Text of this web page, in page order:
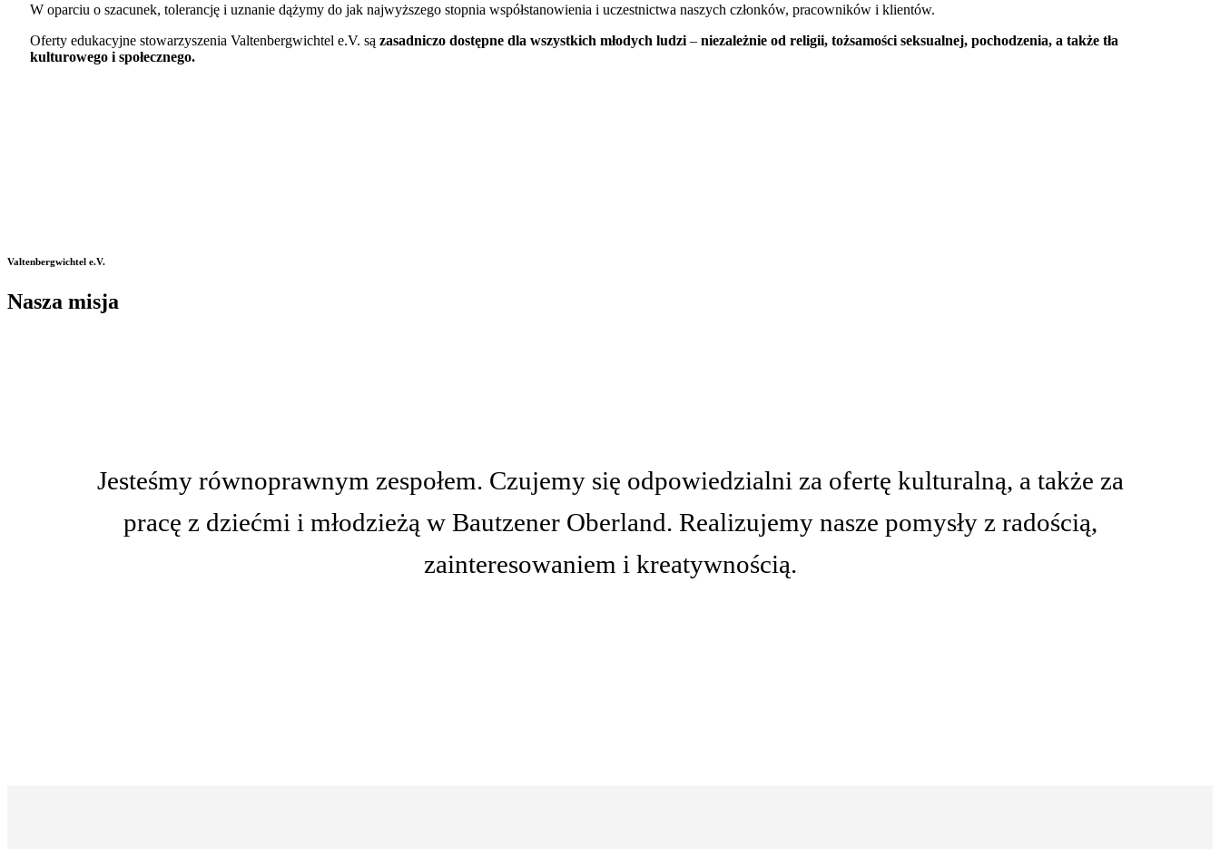
W oparciu o szacunek, tolerancję i uznanie dążymy do jak najwyższego stopnia współstanowienia i uczestnictwa naszych członków, pracowników i klientów.
Oferty edukacyjne stowarzyszenia Valtenbergwichtel e.V. są zasadniczo dostępne dla wszystkich młodych ludzi – niezależnie od religii, tożsamości seksualnej, pochodzenia, a także tła
kulturowego i społecznego.
Valtenbergwichtel e.V.
Nasza misja
Jesteśmy równoprawnym zespołem. Czujemy się odpowiedzialni za ofertę kulturalną, a także za
pracę z dziećmi i młodzieżą w Bautzener Oberland. Realizujemy nasze pomysły z radością,
zainteresowaniem i kreatywnością.